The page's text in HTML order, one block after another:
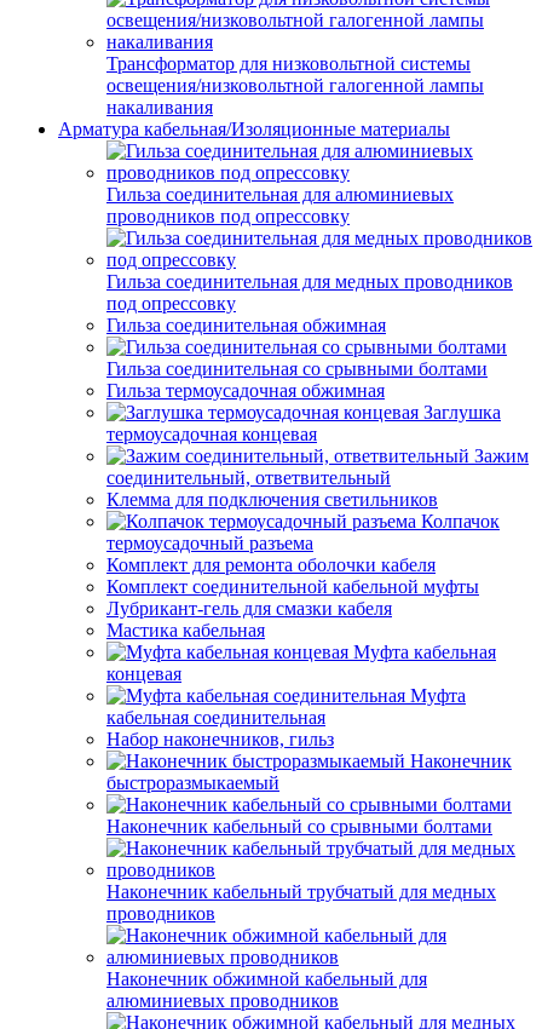
Трансформатор для низковольтной системы
освещения/низковольтной галогенной лампы
накаливания
Арматура кабельная/Изоляционные материалы
Гильза соединительная для алюминиевых
проводников под опрессовку
Гильза соединительная для медных проводников
под опрессовку
Гильза соединительная обжимная
Гильза соединительная со срывными болтами
Гильза термоусадочная обжимная
Заглушка
термоусадочная концевая
Зажим
соединительный, ответвительный
Клемма для подключения светильников
Колпачок
термоусадочный разъема
Комплект для ремонта оболочки кабеля
Комплект соединительной кабельной муфты
Лубрикант-гель для смазки кабеля
Мастика кабельная
Муфта кабельная
концевая
Муфта
кабельная соединительная
Набор наконечников, гильз
Наконечник
быстроразмыкаемый
Наконечник кабельный со срывными болтами
Наконечник кабельный трубчатый для медных
проводников
Наконечник обжимной кабельный для
алюминиевых проводников